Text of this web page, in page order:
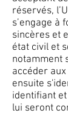
réservés,
s’engage à
sincères et
état civil et
notamment
accéder
ensuite
identifiant
lui seront